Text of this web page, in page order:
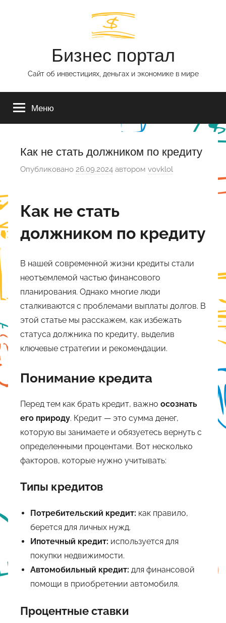
Бизнес портал
Сайт об инвестициях, деньгах и экономике в мире
Меню
Как не стать должником по кредиту
Опубликовано 26.09.2024 автором vovklol
Как не стать
должником по кредиту
В нашей современной жизни кредиты стали
неотъемлемой частью финансового
планирования. Однако многие люди
сталкиваются с проблемами выплаты долгов. В
этой статье мы расскажем, как избежать
статуса должника по кредиту, выделив
ключевые стратегии и рекомендации.
Понимание кредита
Перед тем как брать кредит, важно осознать
его природу. Кредит — это сумма денег,
которую вы занимаете и обязуетесь вернуть с
определенными процентами. Вот несколько
факторов, которые нужно учитывать:
Типы кредитов
Потребительский кредит: как правило,
берется для личных нужд.
Ипотечный кредит: используется для
покупки недвижимости.
Автомобильный кредит: для финансовой
помощи в приобретении автомобиля.
Процентные ставки